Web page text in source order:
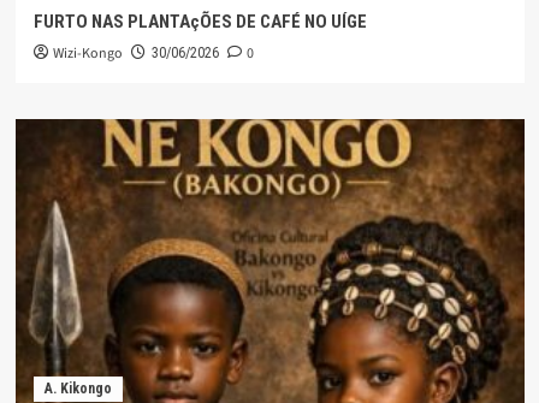
FURTO NAS PLANTAçÕES DE CAFÉ NO UÍGE
Wizi-Kongo 30/06/2026 0
A. Kikongo